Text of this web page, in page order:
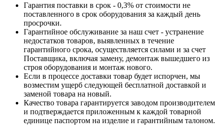
Гарантия поставки в срок - 0,3% от стоимости не
поставленного в срок оборудования за каждый день
просрочки.
Гарантийное обслуживание за наш счет - устранение
недостатков товаров, выявленных в течение
гарантийного срока, осуществляется силами и за счет
Поставщика, включая замену, демонтаж вышедшего из
строя оборудования и монтаж нового.
Если в процессе доставки товар будет испорчен, мы
возместим ущерб следующей бесплатной доставкой и
заменой товара на новый.
Качество товара гарантируется заводом производителем
и подтверждается приложенным к каждой товарной
единице паспортом на изделие и гарантийным талоном.